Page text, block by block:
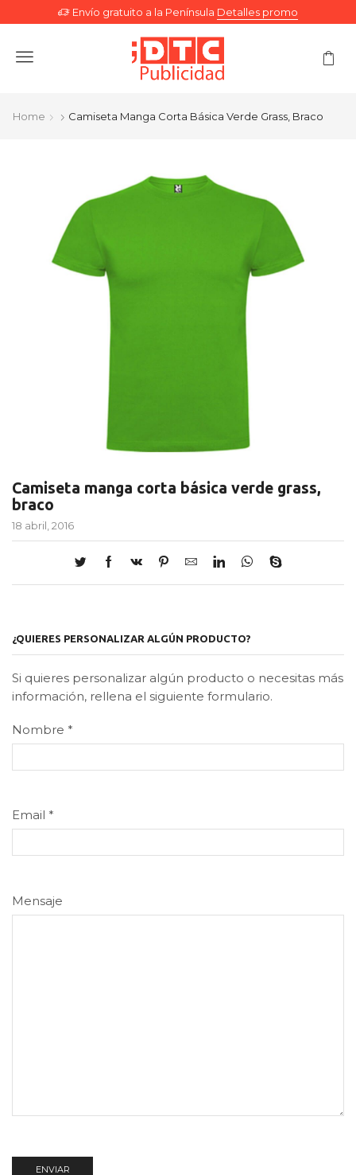
Envío gratuito a la Península Detalles promo
Menu
Home Camiseta Manga Corta Básica Verde Grass, Braco
Camiseta manga corta básica verde grass,
braco
18 abril, 2016
¿QUIERES PERSONALIZAR ALGÚN PRODUCTO?
Si quieres personalizar algún producto o necesitas más
información, rellena el siguiente formulario.
Nombre *
Email *
Mensaje